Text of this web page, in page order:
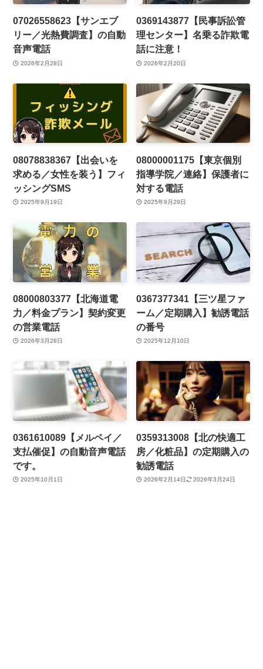
07026558623【サンエブ
リー／光熱費調査】の自動
音声電話
2026年2月28日
0369143877【民事訴訟管
理センター】名乗る詐欺電
話に注意！
2026年2月20日
08078838367【出会いを
求める／女性を装う】フィ
ッシングSMS
2025年9月19日
08000001175【東京個別
指導学院／連絡】保護者に
対する電話
2025年9月29日
08000803377【北海道電
力／料金プラン】契約変更
の営業電話
2026年3月28日
0367377341【三ツ星ファ
ーム／定期購入】勧誘電話
の番号
2025年12月10日
0361610089【メルペイ／
支払催促】の自動音声電話
です。
2025年10月1日
0359313008【北の快適工
房／化粧品】の定期購入の
勧誘電話
2026年2月14日 2026年3月24日